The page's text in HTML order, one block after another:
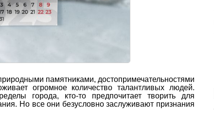
памятниками, достопримечательностями
огромное количество талантливых людей.
города, кто-то предпочитает творить для
Но все они безусловно заслуживают признания